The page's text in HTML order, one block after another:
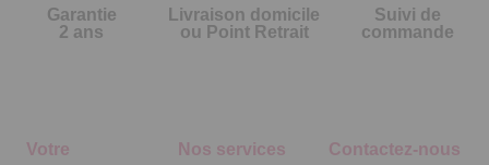
Garantie
2 ans
Livraison domicile
ou Point Retrait
Suivi de
commande
Votre
Nos services Contactez-nous